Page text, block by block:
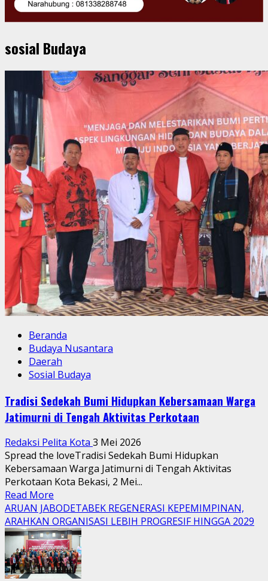
sosial Budaya
Beranda
Budaya Nusantara
Daerah
Sosial Budaya
Tradisi Sedekah Bumi Hidupkan Kebersamaan Warga
Jatimurni di Tengah Aktivitas Perkotaan
Redaksi Pelita Kota 3 Mei 2026
Spread the loveTradisi Sedekah Bumi Hidupkan
Kebersamaan Warga Jatimurni di Tengah Aktivitas
Perkotaan Kota Bekasi, 2 Mei...
Read More
more
about
Tradisi
Sedekah
Bumi
Hidupkan
ARUAN JABODETABEK REGENERASI KEPEMIMPINAN,
ARAHKAN ORGANISASI LEBIH PROGRESIF HINGGA 2029